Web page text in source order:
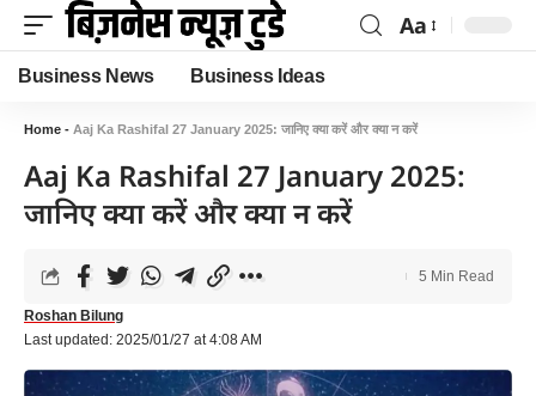
Aa
Business News Business Ideas
Home - Aaj Ka Rashifal 27 January 2025: जानिए क्या करें और क्या न करें
Aaj Ka Rashifal 27 January 2025:
जानिए क्या करें और क्या न करें
Last updated: 2025/01/27 at 4:08 AM
Roshan Bilung
5 Min Read